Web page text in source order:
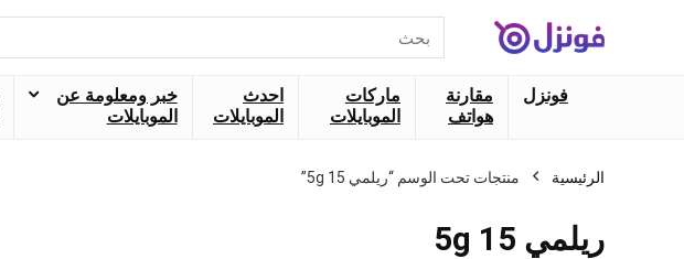
عن:
فونزل
مقارنة
هواتف
ماركات
الموبايلات
احدث
الموبايلات
خبر ومعلومة عن
الموبايلات
الرئيسية منتجات تحت الوسم “ريلمي 15 5g”
ريلمي 15 5g